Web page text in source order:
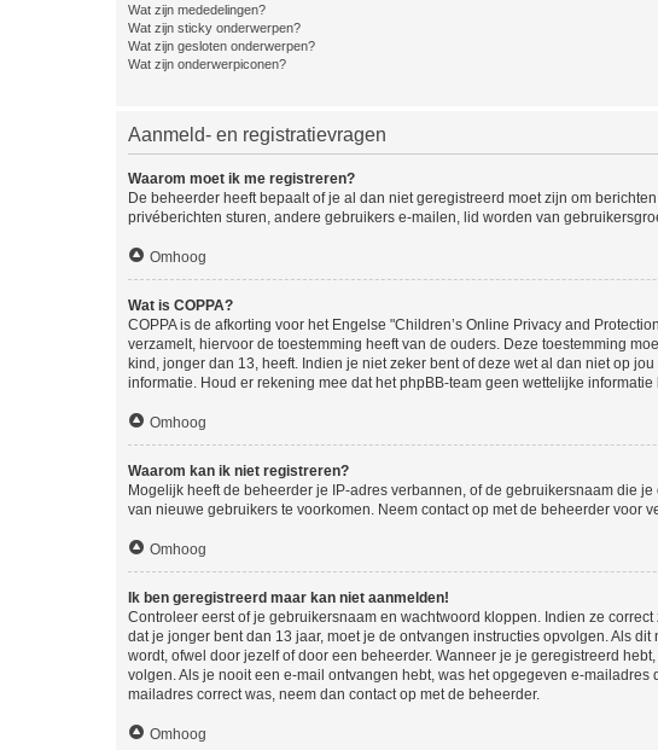
Wat zijn mededelingen?
Wat zijn sticky onderwerpen?
Wat zijn gesloten onderwerpen?
Wat zijn onderwerpiconen?
Aanmeld- en registratievragen
Waarom moet ik me registreren?
De beheerder heeft bepaalt of je al dan niet geregistreerd moet zijn om
privéberichten sturen, andere gebruikers e-mailen, lid worden van
Omhoog
Wat is COPPA?
COPPA is de afkorting voor het Engelse "Children’s Online Privacy and
verzamelt, hiervoor de toestemming heeft van de ouders. Deze toestemming
kind, jonger dan 13, heeft. Indien je niet zeker bent of deze wet al dan niet op
informatie. Houd er rekening mee dat het phpBB-team geen wettelijke
Omhoog
Waarom kan ik niet registreren?
Mogelijk heeft de beheerder je IP-adres verbannen, of de gebruikersnaam die
van nieuwe gebruikers te voorkomen. Neem contact op met de beheerder voor
Omhoog
Ik ben geregistreerd maar kan niet aanmelden!
Controleer eerst of je gebruikersnaam en wachtwoord kloppen. Indien ze
dat je jonger bent dan 13 jaar, moet je de ontvangen instructies opvolgen. Als
wordt, ofwel door jezelf of door een beheerder. Wanneer je je geregistreerd
volgen. Als je nooit een e-mail ontvangen hebt, was het opgegeven e-
mailadres correct was, neem dan contact op met de beheerder.
Omhoog